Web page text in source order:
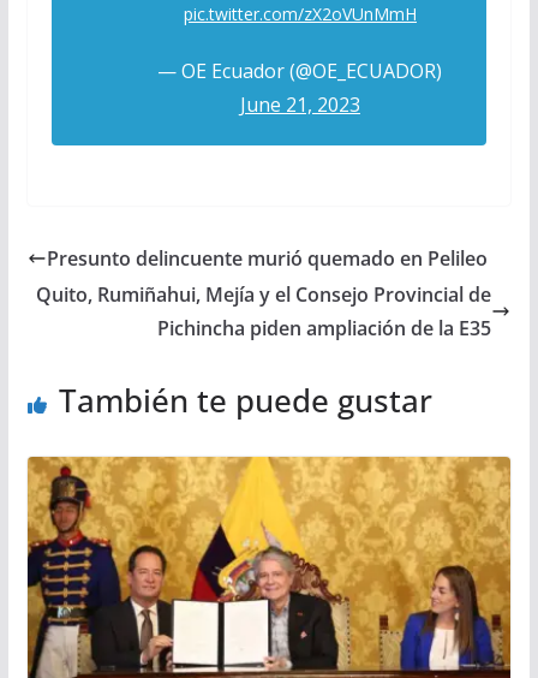
pic.twitter.com/zX2oVUnMmH
— OE Ecuador (@OE_ECUADOR)
June 21, 2023
Presunto delincuente murió quemado en Pelileo
Quito, Rumiñahui, Mejía y el Consejo Provincial de
Pichincha piden ampliación de la E35
También te puede gustar